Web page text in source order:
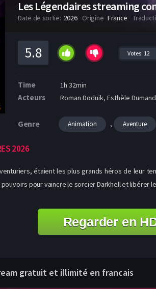
Les Légendaires streaming
Date de sortie: 2026 Origine France
5.8 Votes: 12
Time 1h 32min
Acteurs Roman Doduik, Esthèle
Genre Animation , Aventure
2026
étaient les plus grands héros de leur
pouvoirs pour vaincre le sorcier Darkhell et libérer
Regarder en
gratuit et illimité en francais